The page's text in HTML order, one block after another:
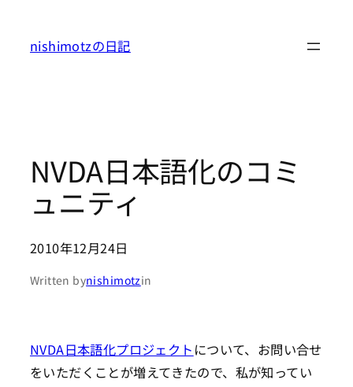
nishimotzの日記
NVDA日本語化のコミ
ュニティ
2010年12月24日
Written bynishimotzin
NVDA日本語化プロジェクト について、お問い合せ
をいただくことが増えてきたので、私が知ってい